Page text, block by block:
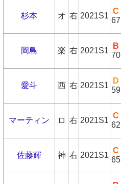
杉本 オ 右 2021S1
C
67
岡島 楽 右 2021S1
B
70
愛斗 西 右 2021S1
D
59
マーティン ロ 右 2021S1
C
62
佐藤輝 神 右 2021S1
C
65